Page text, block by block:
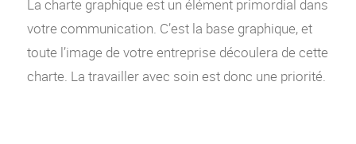
La charte graphique est un élément primordial dans
votre communication. C’est la base graphique, et
toute l’image de votre entreprise découlera de cette
charte. La travailler avec soin est donc une priorité.